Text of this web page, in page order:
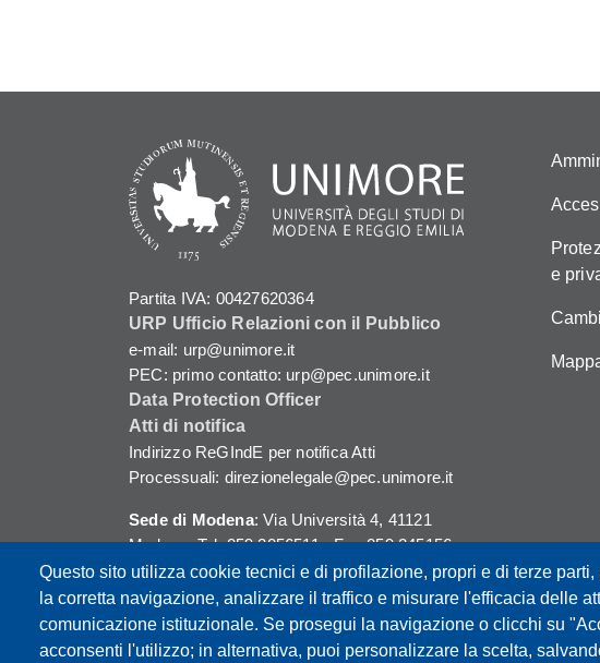
Questo sito utilizza cookie tecnici e di profilazione, propri e di terze parti,
la corretta navigazione, analizzare il traffico e misurare l'efficacia delle
comunicazione istituzionale. Se prosegui la navigazione o clicchi su
acconsenti l'utilizzo; in alternativa, puoi personalizzare la scelta,
Partita IVA: 00427620364
URP Ufficio Relazioni con il Pubblico
e-mail: urp@unimore.it
PEC: primo contatto: urp@pec.unimore.it
Data Protection Officer
Atti di notifica
Indirizzo ReGIndE per notifica Atti
Processuali: direzionelegale@pec.unimore.it
Sede di Modena: Via Università 4, 41121
Modena, Tel. 059 2056511 - Fax 059 245156
Sede di Reggio Emilia
: Viale A. Allegri 9,
42121 Reggio Emilia, Tel. 0522 523041 - Fax
e